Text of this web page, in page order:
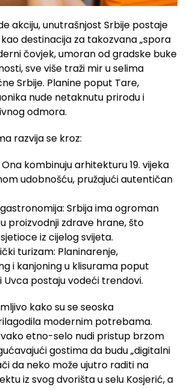
akciju, unutrašnjost Srbije postaje
destinacija za takozvana „spora
čovjek, umoran od gradske buke
sve više traži mir u selima
Srbije. Planine poput Tare,
nude netaknutu prirodu i
odmora.
razvija se kroz:
kombinuju arhitekturu 19. vijeka
udobnošću, pružajući autentičan
Srbija ima ogroman
proizvodnji zdrave hrane, što
iz cijelog svijeta.
turizam: Planinarenje,
i kanjoning u klisurama poput
postaju vodeći trendovi.
kako su se seoska
modernim potrebama.
etno-selo nudi pristup brzom
gostima da budu „digitalni
da neko može ujutro raditi na
iz svog dvorišta u selu Kosjerić, a